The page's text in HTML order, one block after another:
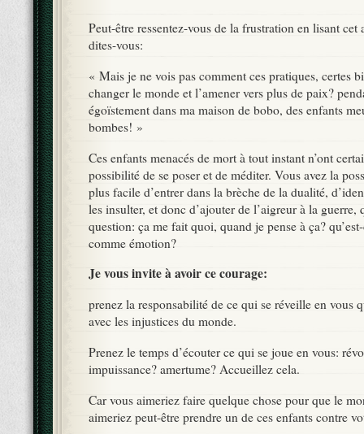
Peut-être ressentez-vous de la frustration en lisant cet
dites-vous:
« Mais je ne vois pas comment ces pratiques, certes
changer le monde et l’amener vers plus de paix?
égoïstement dans ma maison de bobo, des enfants
bombes! »
Ces enfants menacés de mort à tout instant n’ont
possibilité de se poser et de méditer. Vous avez la
plus facile d’entrer dans la brèche de la dualité,
les insulter, et donc d’ajouter de l’aigreur à la guerre,
question: ça me fait quoi, quand je pense à ça?
comme émotion?
Je vous invite à avoir ce courage:
prenez la responsabilité de ce qui se réveille en vous
avec les injustices du monde.
Prenez le temps d’écouter ce qui se joue en vous:
impuissance? amertume? Accueillez cela.
Car vous aimeriez faire quelque chose pour que le
aimeriez peut-être prendre un de ces enfants contre